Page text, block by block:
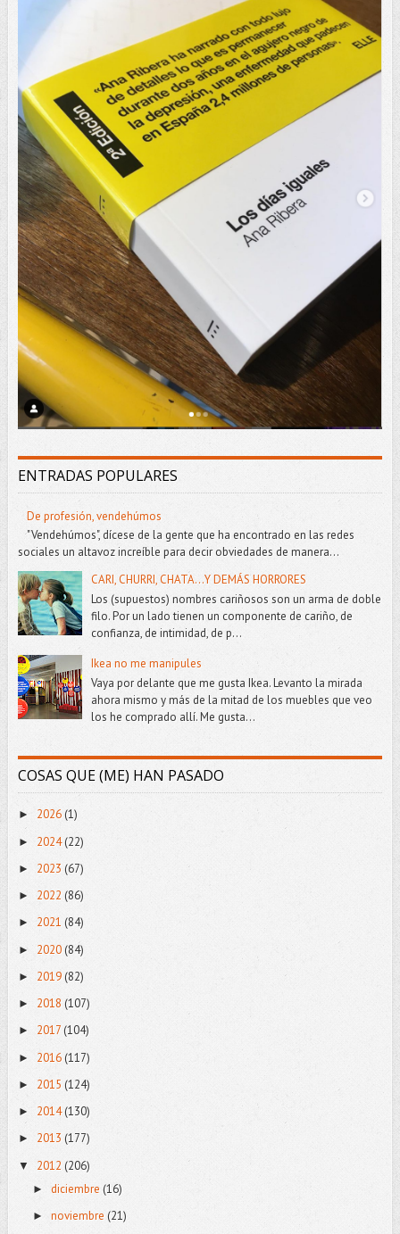
ENTRADAS POPULARES
De profesión, vendehúmos
"Vendehúmos", dícese de la gente que ha encontrado en las redes
sociales un altavoz increíble para decir obviedades de manera...
CARI, CHURRI, CHATA...Y DEMÁS HORRORES
Los (supuestos) nombres cariñosos son un arma de doble
filo. Por un lado tienen un componente de cariño, de
confianza, de intimidad, de p...
Ikea no me manipules
Vaya por delante que me gusta Ikea. Levanto la mirada
ahora mismo y más de la mitad de los muebles que veo
los he comprado allí. Me gusta...
COSAS QUE (ME) HAN PASADO
► 2026(1)
► 2024(22)
► 2023 (67)
► 2022 (86)
► 2021 (84)
► 2020 (84)
► 2019 (82)
► 2018 (107)
► 2017 (104)
► 2016 (117)
► 2015 (124)
► 2014(130)
► 2013 (177)
▼ 2012 (206)
► diciembre (16)
► noviembre (21)